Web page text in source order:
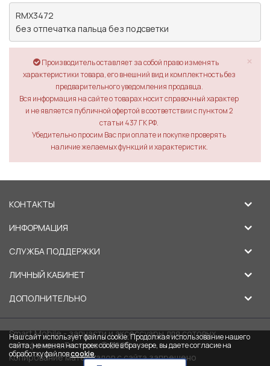
RMX3472
без отпечатка пальца без подсветки
×
Производитель оставляет за собой право изменять
характеристики товара, его внешний вид и комплектность без
предварительного уведомления продавца.
Вся информация на сайте о товарах носит справочный характер
и не является публичной офертой в соответствии с пунктом 2
статьи 437 ГК РФ.
Убедительно просим Вас при оплате и покупке проверять
наличие желаемых функций и характеристик.
КОНТАКТЫ
ИНФОРМАЦИЯ
СЛУЖБА ПОДДЕРЖКИ
ЛИЧНЫЙ КАБИНЕТ
ДОПОЛНИТЕЛЬНО
Smart Mobile - запчасти и аксессуары для сотовых
телефонов в Липецке © 2026
Копирование материалов с сайта запрещено
Наш сайт использует файлы cookie. Продолжая использование нашего
сайта, не меняя настроек cookie в браузере, вы даете согласие на
обработку файловcookie.